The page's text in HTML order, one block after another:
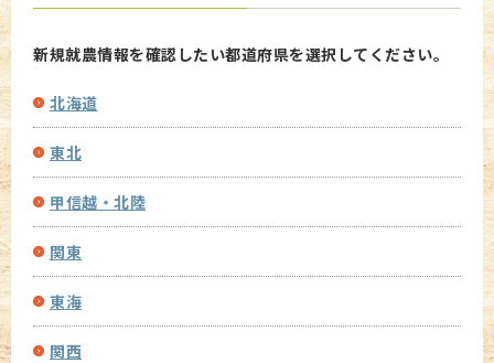
新規就農情報を確認したい都道府県を選択してください。
北海道
東北
甲信越・北陸
関東
東海
関西